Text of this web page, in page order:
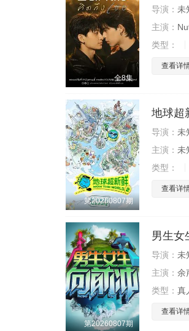
全8集
导演： 未
主演：
类型：
查看详
第20260807期
地球超
导演： 未
主演： 未
类型：
查看详
第20260807期
男生女
导演： 未
主演： 余
类型： 真
查看详